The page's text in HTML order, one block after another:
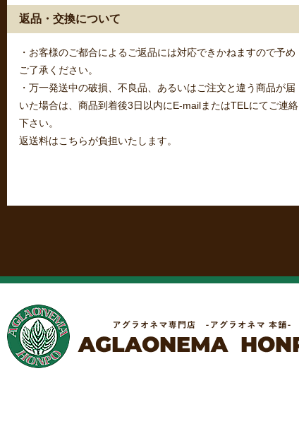
返品・交換について
・お客様のご都合によるご返品には対応できかねますので予め
ご了承ください。
・万一発送中の破損、不良品、あるいはご注文と違う商品が届
いた場合は、商品到着後3日以内にE-mailまたはTELにてご連絡
下さい。
返送料はこちらが負担いたします。